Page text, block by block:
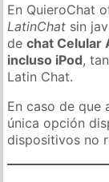
En QuieroChat
LatinChat sin
dechat Celular
incluso iPod,
Latin Chat.
En caso de que
única opción
dispositivos no